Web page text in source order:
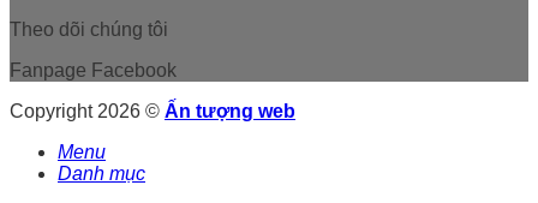
Theo dõi chúng tôi
Fanpage Facebook
Copyright 2026 © Ấn tượng web
Menu
Danh mục